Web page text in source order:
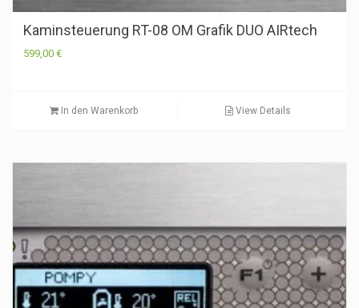
Kaminsteuerung RT-08 OM Grafik DUO AIRtech
599,00 €
In den Warenkorb View Details